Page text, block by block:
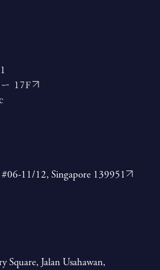
17F
11/12, Singapore 139951
Jalan Usahawan,